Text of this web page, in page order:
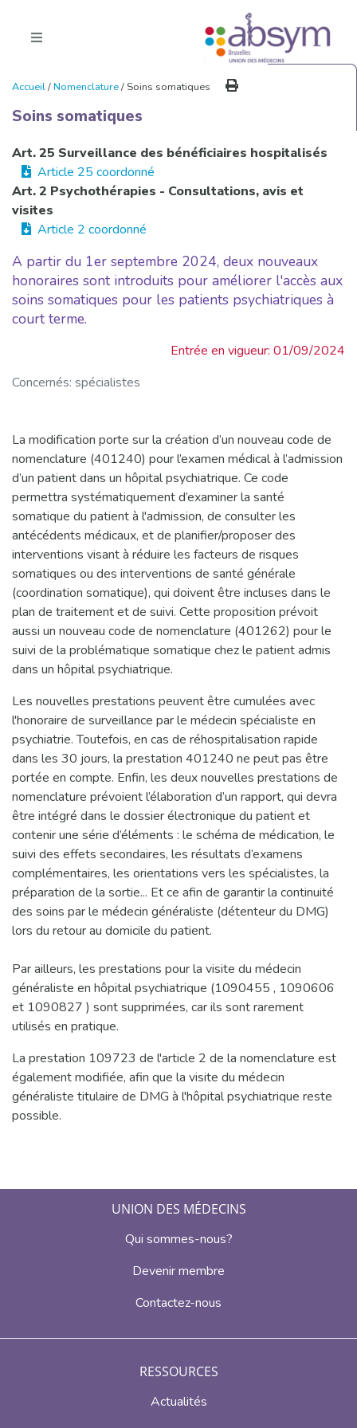
Accueil/Nomenclature/ Soins somatiques
Soins somatiques
Art. 25 Surveillance des bénéficiaires hospitalisés
Article 25 coordonné
Art. 2 Psychothérapies - Consultations, avis et
visites
Article 2 coordonné
A partir du 1er septembre 2024, deux nouveaux
honoraires sont introduits pour améliorer l'accès aux
soins somatiques pour les patients psychiatriques à
court terme.
Entrée en vigueur: 01/09/2024
Concernés: spécialistes
La modification porte sur la création d’un nouveau code de
nomenclature (401240) pour l’examen médical à l’admission
d’un patient dans un hôpital psychiatrique. Ce code
permettra systématiquement d’examiner la santé
somatique du patient à l'admission, de consulter les
antécédents médicaux, et de planifier/proposer des
interventions visant à réduire les facteurs de risques
somatiques ou des interventions de santé générale
(coordination somatique), qui doivent être incluses dans le
plan de traitement et de suivi. Cette proposition prévoit
aussi un nouveau code de nomenclature (401262) pour le
suivi de la problématique somatique chez le patient admis
dans un hôpital psychiatrique.
Les nouvelles prestations peuvent être cumulées avec
l'honoraire de surveillance par le médecin spécialiste en
psychiatrie. Toutefois, en cas de réhospitalisation rapide
dans les 30 jours, la prestation 401240 ne peut pas être
portée en compte. Enfin, les deux nouvelles prestations de
nomenclature prévoient l’élaboration d’un rapport, qui devra
être intégré dans le dossier électronique du patient et
contenir une série d’éléments : le schéma de médication, le
suivi des effets secondaires, les résultats d’examens
complémentaires, les orientations vers les spécialistes, la
préparation de la sortie... Et ce afin de garantir la continuité
des soins par le médecin généraliste (détenteur du DMG)
lors du retour au domicile du patient.
Par ailleurs, les prestations pour la visite du médecin
généraliste en hôpital psychiatrique (1090455 , 1090606
et 1090827 ) sont supprimées, car ils sont rarement
utilisés en pratique.
La prestation 109723 de l'article 2 de la nomenclature est
également modifiée, afin que la visite du médecin
généraliste titulaire de DMG à l'hôpital psychiatrique reste
possible.
UNION DES MÉDECINS
Qui sommes-nous?
Devenir membre
Contactez-nous
RESSOURCES
Actualités